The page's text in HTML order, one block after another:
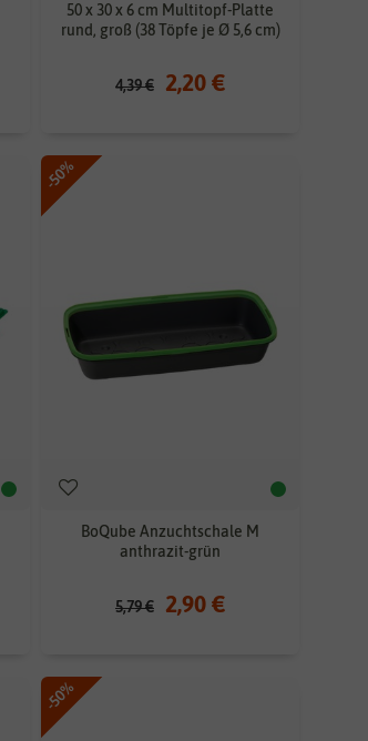
50 x 30 x 6 cm Multitopf-Platte
rund, groß (38 Töpfe je Ø 5,6 cm)
4,39 € 2,20 €
-50%
BoQube Anzuchtschale M
anthrazit-grün
5,79 € 2,90 €
-50%